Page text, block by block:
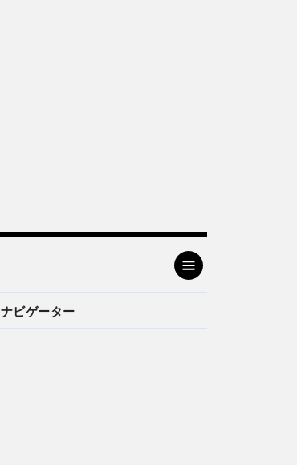
ナビゲーター